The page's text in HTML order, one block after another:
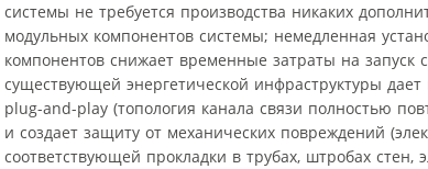
системы не требуется производства никаких
модульных компонентов системы; немедленная
компонентов снижает временные затраты на запуск
существующей энергетической инфраструктуры
plug-and-play (топология канала связи полностью
и создает защиту от механических повреждений
соответствующей прокладки в трубах, штробах стен,